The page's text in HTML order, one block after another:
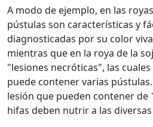
A modo de ejemplo, en las
pústulas son características y
diagnosticadas por su color
mientras que en la roya de la
"lesiones necróticas", las
puede contener varias
lesión que pueden contener de
hifas deben nutrir a las